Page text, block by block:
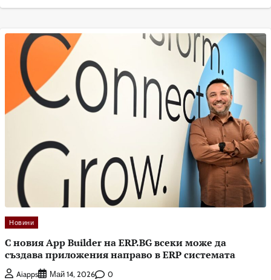
Новини
С новия App Builder на ERP.BG всеки може да
създава приложения направо в ERP системата
Aiapps Май 14, 2026 0